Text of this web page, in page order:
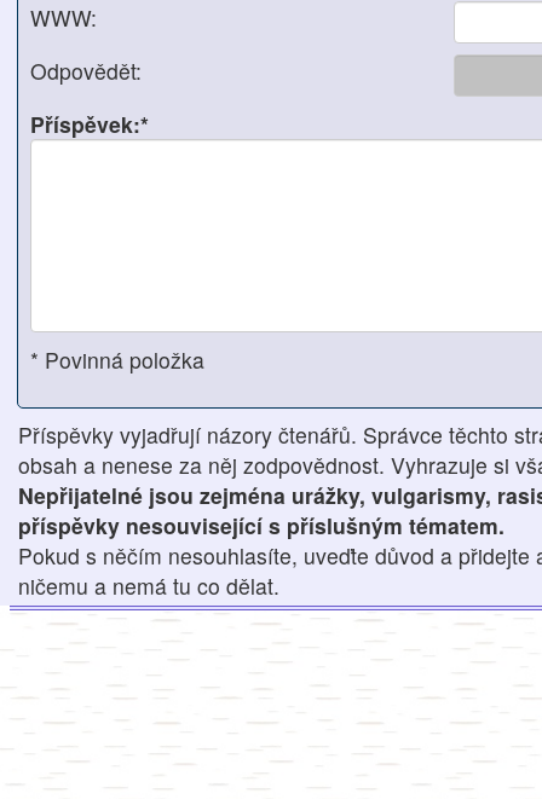
WWW:
Odpovědět:
Příspěvek:*
* Povinná položka
Příspěvky vyjadřují názory čtenářů. Správce těchto
obsah a nenese za něj zodpovědnost. Vyhrazuje si
Nepřijatelné jsou zejména urážky, vulgarismy,
příspěvky nesouvisející s příslušným tématem.
Pokud s něčím nesouhlasíte, uveďte důvod a přidejte
ničemu a nemá tu co dělat.